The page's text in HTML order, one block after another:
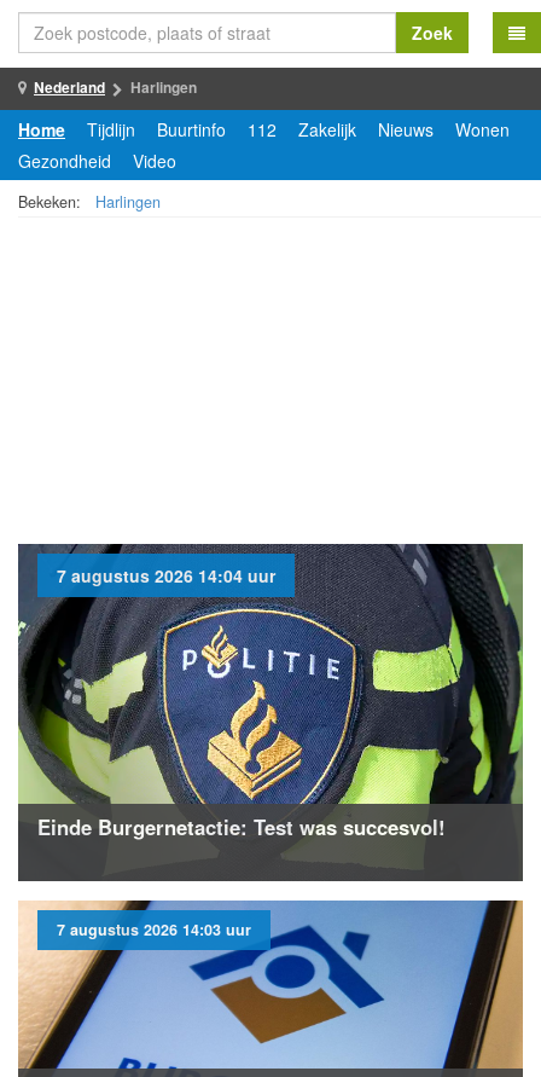
Zoek
Nederland Harlingen
Home Tijdlijn Buurtinfo 112 Zakelijk Nieuws
Wonen
Gezondheid
Video
Bekeken: Harlingen
7 augustus 2026 14:04 uur
Einde Burgernetactie: Test was succesvol!
7 augustus 2026 14:03 uur